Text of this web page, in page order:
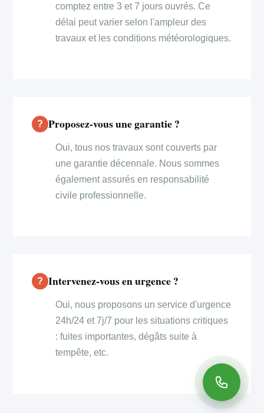
comptez entre 3 et 7 jours ouvrés. Ce
délai peut varier selon l'ampleur des
travaux et les conditions météorologiques.
Proposez-vous une garantie ?
Oui, tous nos travaux sont couverts par
une garantie décennale. Nous sommes
également assurés en responsabilité
civile professionnelle.
Intervenez-vous en urgence ?
Oui, nous proposons un service d'urgence
24h/24 et 7j/7 pour les situations critiques
: fuites importantes, dégâts suite à
tempête, etc.